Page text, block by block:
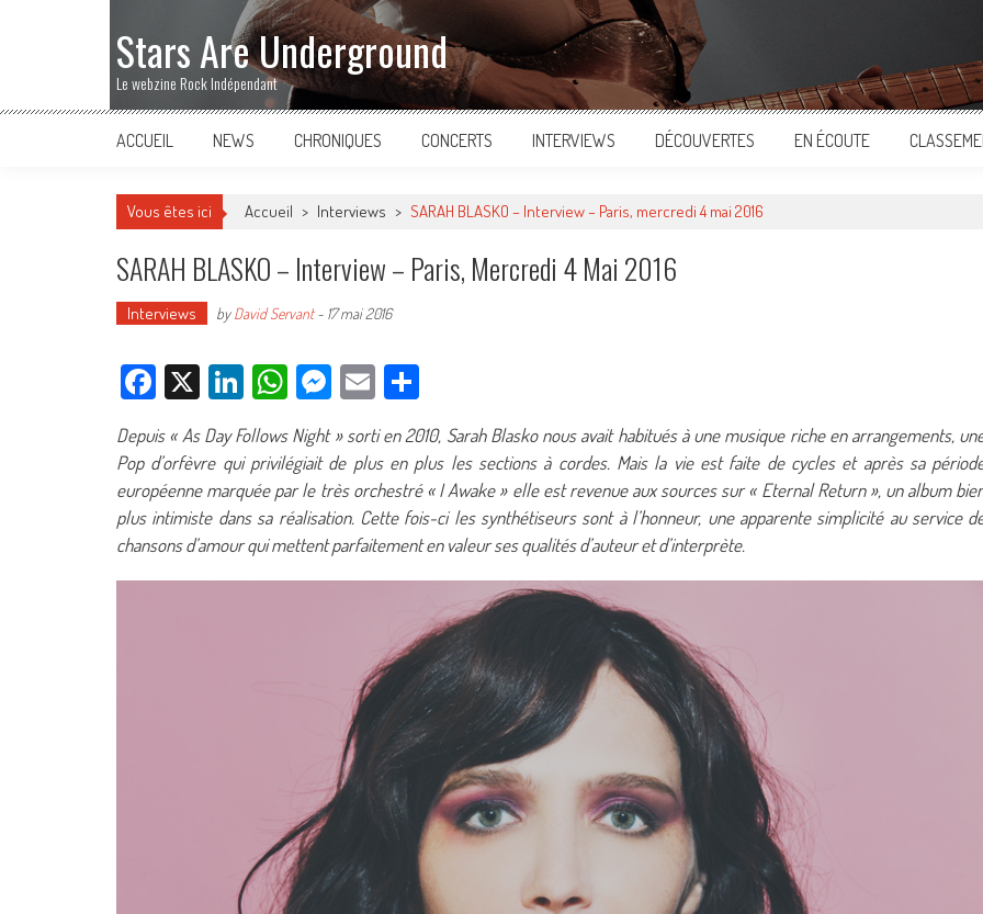
Stars Are Underground
Le webzine Rock Indépendant
ACCUEIL NEWS CHRONIQUES CONCERTS INTERVIEWS DÉCOUVERTES EN ÉCOUTE
Vous êtes ici Accueil > Interviews > SARAH BLASKO – Interview – Paris, mercredi 4 mai 2016
SARAH BLASKO – Interview – Paris, Mercredi 4 Mai 2016
Interviews byDavid Servant- 17 mai 2016
Facebook
X LinkedIn
WhatsApp
Messenger
Email
Depuis « As Day Follows Night » sorti en 2010, Sarah Blasko nous avait habitués à une musique riche en arrangements,
Pop d’orfèvre qui privilégiait de plus en plus les sections à cordes. Mais la vie est faite de cycles et après sa
européenne marquée par le très orchestré « I Awake » elle est revenue aux sources sur « Eternal Return », un album
plus intimiste dans sa réalisation. Cette fois-ci les synthétiseurs sont à l’honneur, une apparente simplicité au service
chansons d’amour qui mettent parfaitement en valeur ses qualités d’auteur et d’interprète.